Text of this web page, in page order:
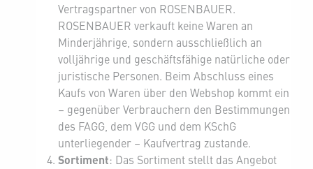
Vertragspartner von ROSENBAUER.
ROSENBAUER verkauft keine Waren an
Minderjährige, sondern ausschließlich an
volljährige und geschäftsfähige natürliche oder
juristische Personen. Beim Abschluss eines
Kaufs von Waren über den Webshop kommt ein
– gegenüber Verbrauchern den Bestimmungen
des FAGG, dem VGG und dem KSchG
unterliegender – Kaufvertrag zustande.
Sortiment: Das Sortiment stellt das Angebot